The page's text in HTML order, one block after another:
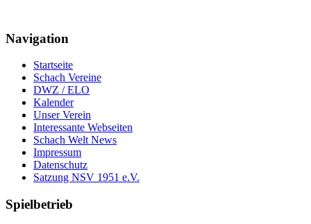
Navigation
Startseite
Schach Vereine
DWZ / ELO
Kalender
Unser Verein
Interessante Webseiten
Schach Welt News
Impressum
Datenschutz
Satzung NSV 1951 e.V.
Spielbetrieb